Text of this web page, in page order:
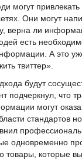
могут
Они могут
верна ли
есть
А это
твиттер».
будут
подчеркнул, что
могут
стандартов
одновременно
товары, которые